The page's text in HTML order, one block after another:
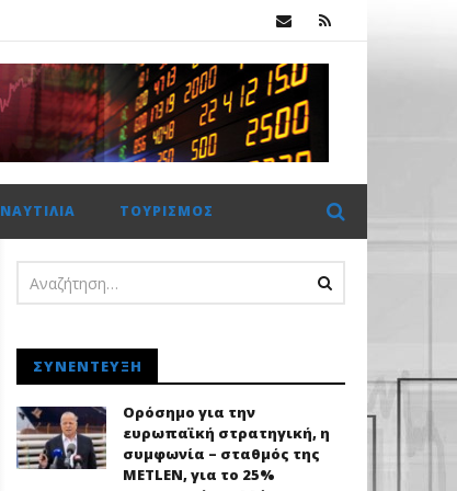
ΝΑΥΤΙΛΊΑ ΤΟΥΡΙΣΜΌΣ
ΣΥΝΈΝΤΕΥΞΗ
Ορόσημο για την
ευρωπαϊκή στρατηγική, η
συμφωνία – σταθμός της
METLEN, για το 25%